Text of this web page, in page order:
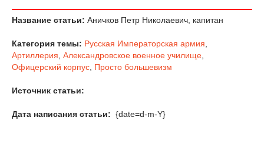
Название статьи: Аничков Петр Николаевич, капитан
Категория темы: Русская Императорская армия
Артиллерия Александровское военное училище
Офицерский корпус Просто большевизм
Источник статьи:
Дата написания статьи: {date=d-m-Y}